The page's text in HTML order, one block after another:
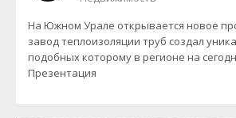
На Южном Урале открывается новое
завод теплоизоляции труб создал
подобных которому в регионе на
Презентация